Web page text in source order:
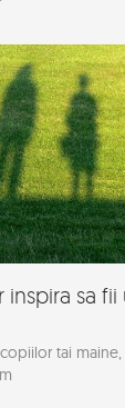
inspira sa
tai